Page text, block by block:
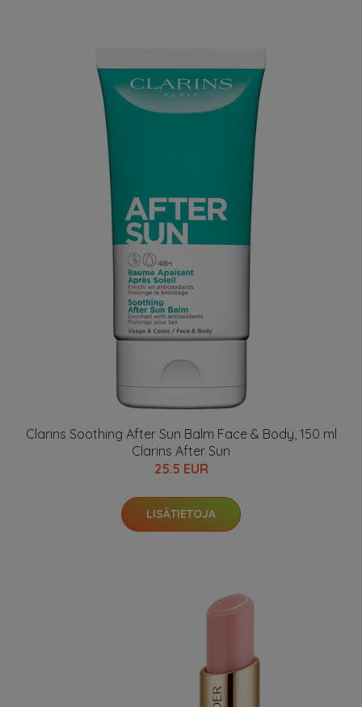
Clarins Soothing After Sun Balm Face & Body, 150 ml
Clarins After Sun
25.5 EUR
LISÄTIETOJA